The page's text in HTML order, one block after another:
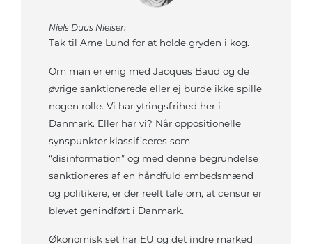
Niels Duus Nielsen
Tak til Arne Lund for at holde gryden i kog.
Om man er enig med Jacques Baud og de
øvrige sanktionerede eller ej burde ikke spille
nogen rolle. Vi har ytringsfrihed her i
Danmark. Eller har vi? Når oppositionelle
synspunkter klassificeres som
“disinformation” og med denne begrundelse
sanktioneres af en håndfuld embedsmænd
og politikere, er der reelt tale om, at censur er
blevet genindført i Danmark.
Økonomisk set har EU og det indre marked